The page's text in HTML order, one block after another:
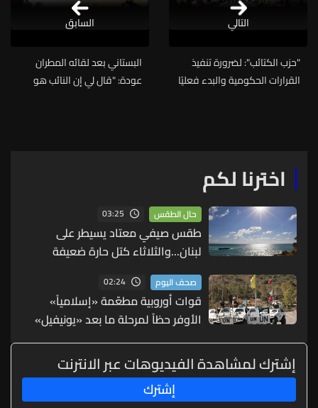
التالي
"حزب الكتائب": لضرورة تنفيذ
القرارات الحكومية والبدء فعليًا
البستاني بعد لقائه المطران
عودة: "قال لي إن النائب هو
السابق
اخترنا لكم
حال الطقس 03:25
طقس صيفي معتاد يسيطر على
لبنان...والثلاثاء كتل حارة ضعيفة
الفعالية
صحف اليوم 02:24
قوات أوروبية مطعّمة «إسلامياً»
الأوفر حظاً لمرحلة ما بعد «يونيفيل»
(الشرق الأوسط)
إشترك لمشاهدة الفيديوهات عبر الانترنت
إشترك